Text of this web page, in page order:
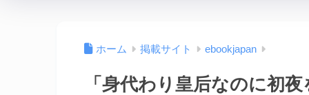
ホーム 掲載サイト ebookjapan
「身代わり皇后なのに初